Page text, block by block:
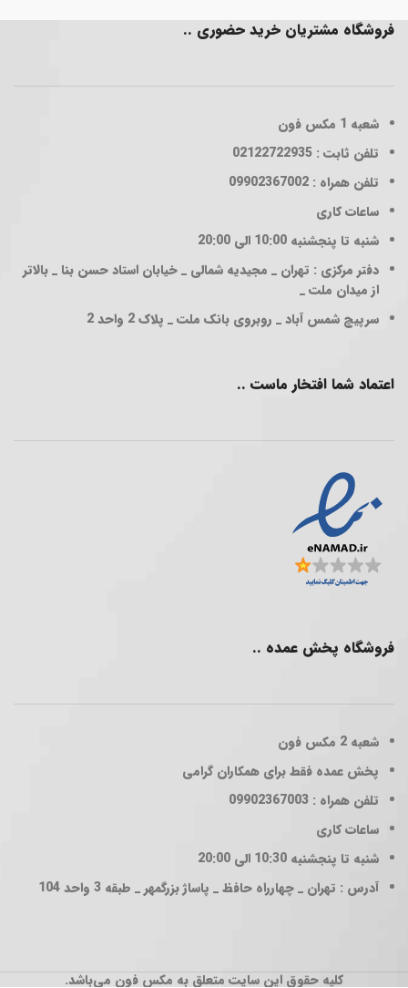
فروشگاه مشتریان خرید حضوری ..
شعبه 1
مکس فون
تلفن ثابت : 02122722935
تلفن همراه : 09902367002
ساعات کاری
شنبه تا پنجشنبه 10:00 الی 20:00
دفتر مرکزی : تهران _ مجیدیه شمالی _ خیابان استاد حسن بنا _ بالاتر
از میدان ملت _
سرپیچ شمس آباد _ روبروی بانک ملت _ پلاک 2 واحد 2
اعتماد شما افتخار ماست ..
فروشگاه پخش عمده ..
شعبه 2
مکس فون
پخش عمده فقط برای همکاران گرامی
تلفن همراه : 09902367003
ساعات کاری
شنبه تا پنجشنبه 10:30 الی 20:00
آدرس : تهران _ چهارراه حافظ _ پاساژ بزرگمهر _ طبقه 3 واحد 104
کلیه حقوق این سایت متعلق به مکس فون می‌باشد.